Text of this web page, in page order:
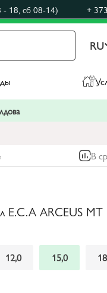
- 18, сб 08-14) +
RU
В
E.C.A ARCEUS
12,0 15,0